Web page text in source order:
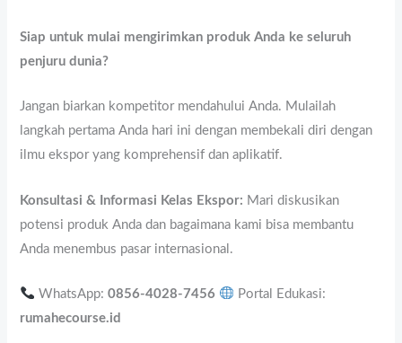
Siap untuk mulai mengirimkan produk Anda ke seluruh
penjuru dunia?
Jangan biarkan kompetitor mendahului Anda. Mulailah
langkah pertama Anda hari ini dengan membekali diri dengan
ilmu ekspor yang komprehensif dan aplikatif.
Konsultasi & Informasi Kelas Ekspor: Mari diskusikan
potensi produk Anda dan bagaimana kami bisa membantu
Anda menembus pasar internasional.
WhatsApp:0856-4028-7456
Portal Edukasi:
rumahecourse.id